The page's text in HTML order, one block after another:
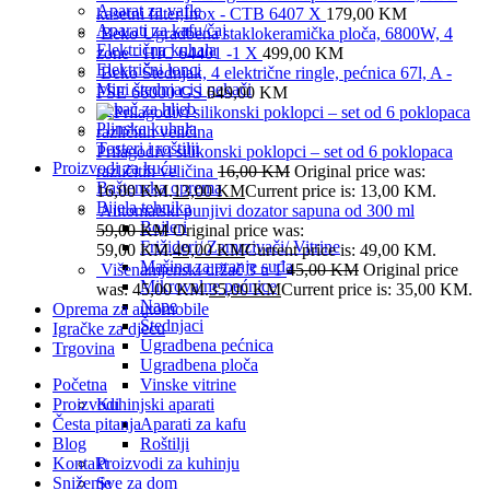
Aparat za vafle
Aparati za kafu/čaj
Električna kuhala
Električni lonci
Mini štednjaci i pekači
Pekač za hljeb
Plinska kuhala
Tosteri i roštilji
Proizvodi za kuću
Baštenska oprema
Bijela tehnika
Bojleri
Frižideri/ Zamrzivači/ Vitrine
Mašina za pranje suđa
Mikrovalne pećnice
Nape
Štednjaci
Ugradbena pećnica
Ugradbena ploča
Vinske vitrine
Kuhinjski aparati
Aparati za kafu
Roštilji
Proizvodi za kuhinju
Sve za dom
kasetni filter,Inox - CTB 6407 X 179,00 KM
Beko Ugradbena staklokeramička ploča, 6800W, 4
zone - HIC 64401 -1 X 499,00 KM
Beko Štednjak, 4 električne ringle, pećnica 67l, A -
FSE 66000 GS649,00 KM
Prilagodivi silikonski poklopci – set od 6 poklopaca
različitih veličina 16,00KM Original price was:
16,00 KM.13,00KMCurrent price is: 13,00 KM.
Automatski punjivi dozator sapuna od 300 ml
59,00KM Original price was:
59,00 KM.49,00KMCurrent price is: 49,00 KM.
Višenamjenski držač 3 u 145,00KM Original price
was: 45,00 KM.35,00KMCurrent price is: 35,00 KM.
Oprema za automobile
Igračke za djecu
Trgovina
Početna
Proizvodi
Česta pitanja
Blog
Kontakt
Sniženje